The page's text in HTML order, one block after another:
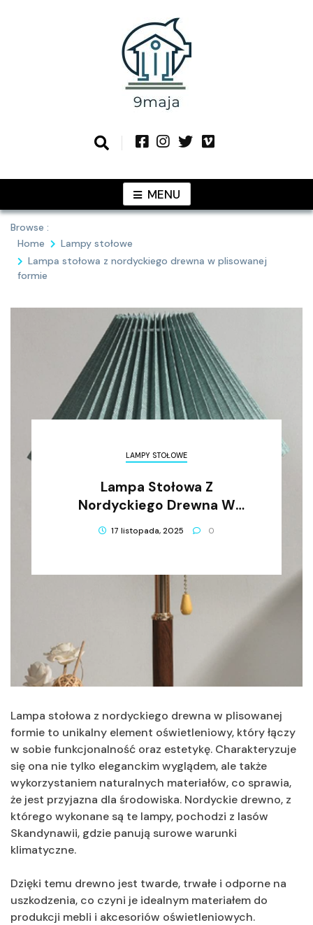
9MAJApomysłami
MENU
Browse :
Home
Lampy stołowe
Lampa stołowa z nordyckiego drewna w plisowanej
formie
LAMPY STOŁOWE
Lampa Stołowa Z
Nordyckiego Drewna W
Plisowanej Formie
17 listopada, 2025 0
Lampa stołowa z nordyckiego drewna w plisowanej
formie to unikalny element oświetleniowy, który łączy
w sobie funkcjonalność oraz estetykę. Charakteryzuje
się ona nie tylko eleganckim wyglądem, ale także
wykorzystaniem naturalnych materiałów, co sprawia,
że jest przyjazna dla środowiska. Nordyckie drewno, z
którego wykonane są te lampy, pochodzi z lasów
Skandynawii, gdzie panują surowe warunki
klimatyczne.
Dzięki temu drewno jest twarde, trwałe i odporne na
uszkodzenia, co czyni je idealnym materiałem do
produkcji mebli i akcesoriów oświetleniowych.